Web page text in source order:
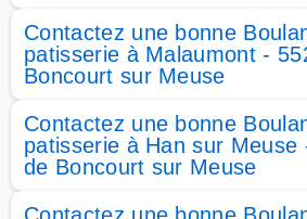
Contactez une bonne
patisserie à Malaumont -
Boncourt sur Meuse
Contactez une bonne
patisserie à Han sur Meuse
de Boncourt sur Meuse